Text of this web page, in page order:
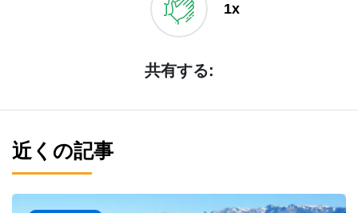
1x
共有する:
近くの記事